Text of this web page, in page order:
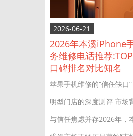
2026-06-21
2026年本溪iPhone
务维修电话推荐
口碑排名对比知名
苹果手机维修的“信任缺口
明型门店的深度测评 市场
与信任焦虑并存2026年，